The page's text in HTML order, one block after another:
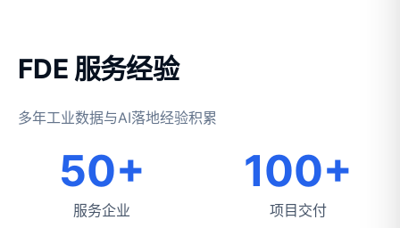
FDE 服务经验
多年工业数据与AI落地经验积累
50+
服务企业
100+
项目交付